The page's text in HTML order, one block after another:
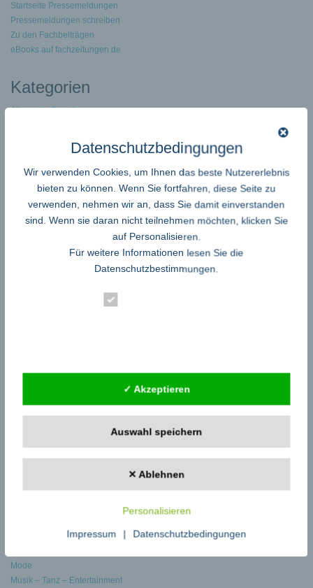
Startseite Pressemeldungen
Pressemeldungen schreiben
Zu den Fachbeiträgen
eBooks auf fachzeitungen.de
Kategorien
Allgemein Sonstiges
Archaeologie Geschichte Geographie
Audio – Video – TV – Radio
Auto – Motorrad – Motorgeräte
Banken – Kredit – Finanzberatung
Bau – Mieter – Immobilien
Business – Handel – Gewerbe
Computer Software und Spiele
Dienstleistungen – Berater – Gutachter
Geisteswissenschaften – Geschichte
Handy – Elektronik – Telekommunikation
Internet – Portale – Foren – Communities
Kino – Film – Fotografie
Kunst – Kultur – Literatur – Theater
Medien – Journalismus
Mode
Musik – Tanz – Entertainment
Datenschutzbedingungen
Wir verwenden Cookies, um Ihnen das beste Nutzererlebnis
bieten zu können. Wenn Sie fortfahren, diese Seite zu
verwenden, nehmen wir an, dass Sie damit einverstanden
sind. Wenn sie daran nicht teilnehmen möchten, klicken Sie
auf Personalisieren.
Für weitere Informationen lesen Sie die
Datenschutzbestimmungen.
✓ Akzeptieren
Auswahl speichern
✕ Ablehnen
Personalisieren
Impressum | Datenschutzbedingungen